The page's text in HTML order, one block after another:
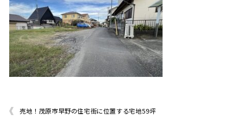
売地！茂原市早野の住宅街に位置する宅地59坪